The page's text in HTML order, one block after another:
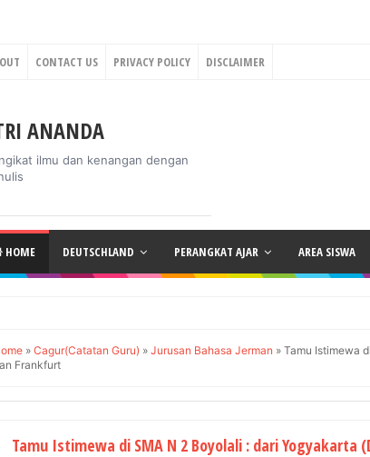
CONTACT US PRIVACY POLICY DISCLAIMER
ANANDA
ilmu dan kenangan dengan
HOME DEUTSCHLAND PERANGKAT AJAR AREA SISWA
» Cagur(Catatan Guru) » Jurusan Bahasa Jerman » Tamu Istimewa
Frankfurt
Tamu Istimewa di SMA N 2 Boyolali : dari Yogyakarta